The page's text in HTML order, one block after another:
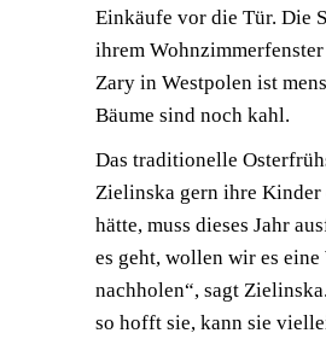
Einkäufe vor die Tür. Die
ihrem
Zary in Westpolen ist
Bäume sind noch kahl.
Das traditionelle
Zielinska gern ihre Kinder
hätte, muss dieses Jahr
es geht, wollen wir es eine
nachholen“, sagt
so hofft sie, kann sie